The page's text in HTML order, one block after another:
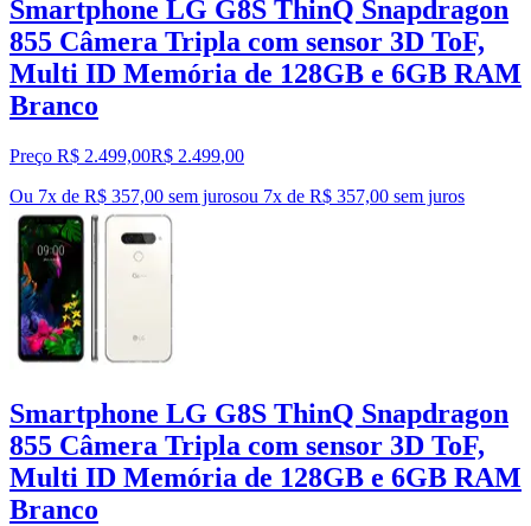
Smartphone LG G8S ThinQ Snapdragon
855 Câmera Tripla com sensor 3D ToF,
Multi ID Memória de 128GB e 6GB RAM
Branco
Preço R$ 2.499,00R$ 2.499,00
Ou 7x de R$ 357,00 sem jurosou 7x de R$ 357,00 sem juros
Smartphone LG G8S ThinQ Snapdragon
855 Câmera Tripla com sensor 3D ToF,
Multi ID Memória de 128GB e 6GB RAM
Branco